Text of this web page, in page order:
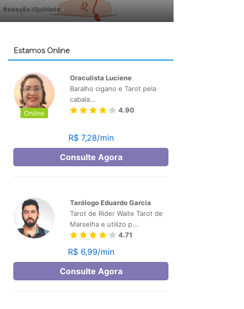
Redação iQuilibrio -
Estamos Online